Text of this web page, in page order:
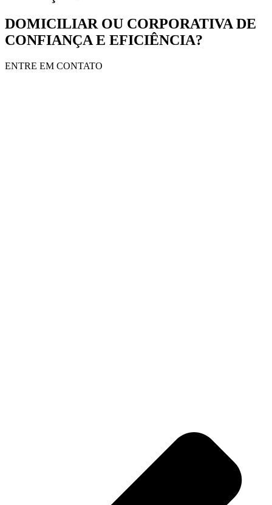
DOMICILIAR OU CORPORATIVA DE
CONFIANÇA E EFICIÊNCIA?
ENTRE EM CONTATO